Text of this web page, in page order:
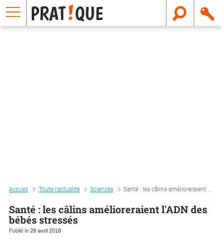
Accueil Toute l'actualité Sciences Santé : les câlins amélioreraient l'adn des bébés stressés
Santé : les câlins amélioreraient l'ADN des
bébés stressés
Publié le 28 avril 2018
E
m
a